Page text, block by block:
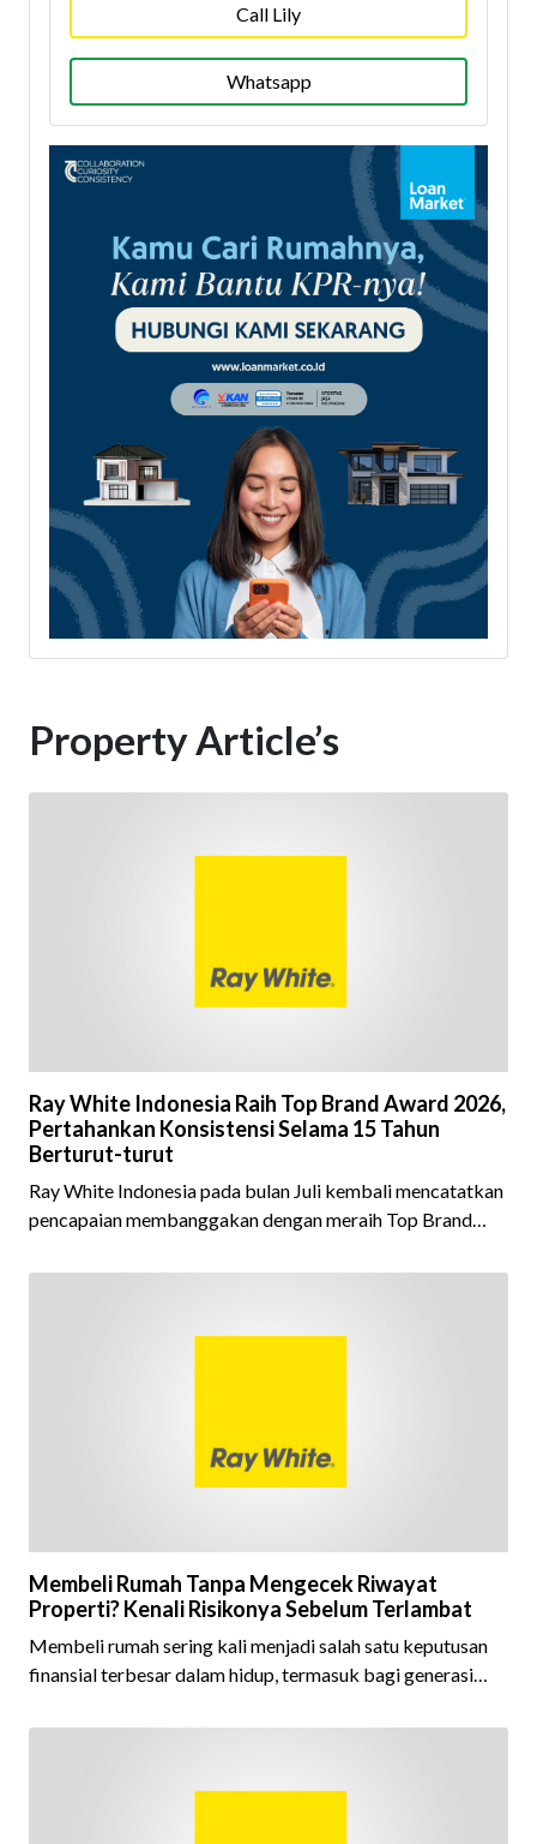
Call Lily
Whatsapp
Property Article’s
Ray White Indonesia Raih Top Brand Award 2026,
Pertahankan Konsistensi Selama 15 Tahun
Berturut-turut
Ray White Indonesia pada bulan Juli kembali mencatatkan
pencapaian membanggakan dengan meraih Top Brand
ini menjadi semakin istimewa karena Ray White Indonesia
tahun berturut-turut, sebuah bukti nyata atas konsistensi,
Membeli Rumah Tanpa Mengecek Riwayat
Properti? Kenali Risikonya Sebelum Terlambat
Membeli rumah sering kali menjadi salah satu keputusan
finansial terbesar dalam hidup, termasuk bagi generasi
kepemilikan hunian maupun investasi properti. Namun
fokus pada harga atau lokasi tanpa memperhatikan